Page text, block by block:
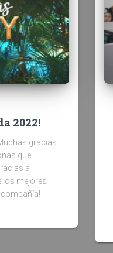
2022!
gracias
que
a
los mejores